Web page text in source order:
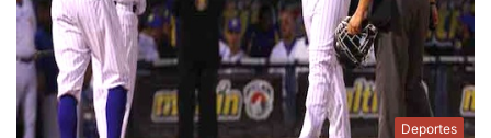
Deportes